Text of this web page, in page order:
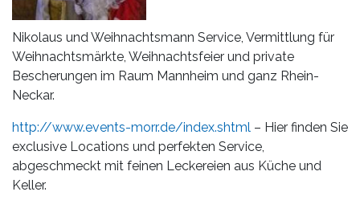
Videos
Referenzen
Blog
Jobs
Partner/Links
Nikolaus und Weihnachtsmann Service, Vermittlung für
Weihnachtsmärkte, Weihnachtsfeier und private
Bescherungen im Raum Mannheim und ganz Rhein-
Neckar.
http://www.events-morr.de/index.shtml – Hier finden Sie
exclusive Locations und perfekten Service,
abgeschmeckt mit feinen Leckereien aus Küche und
Keller.